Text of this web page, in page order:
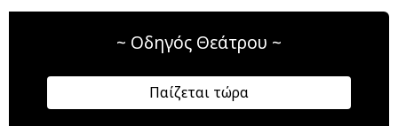
~ Οδηγός Θεάτρου ~
Παίζεται τώρα